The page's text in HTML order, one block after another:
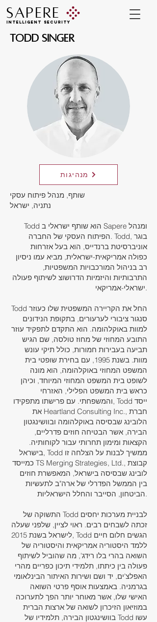
SAPERE
INTELLIGENT SECURITY
TODD SINGER
מנהיגות
שותף, מנהל פיתוח עסקי
נתניה, ישראל
Todd הוא שותף ישראלי ב Sapere ומנהל
הפיתוח העסקי של החברה. Todd, בוגר
אוניברסיטת ברנדייס, הוא בעל אזרחות
כפולה אמריקאית-ישראלית, מביא עמו ניסיון
רב בניהול המורכבויות המשפטיות,
התרבותיות והיזמיות הדרושוצ לשיתוף פעולה
ישראלי-אמריקאי.
Todd החל את הקריירה המשפטית שלו כעוזר
סנגור ציבורי לערעורים, בתקופת הנידונים
למוות באוקלהומה. הוא התקדם לתפקיד עוזר
התובע המחוזי של מחוז טולסה, שם הגיש
תביעה בעבירות חמורות, כולל תיקי עונש
מוות. בשנת 1995, עם בחירת שופטי בית
המשפט המחוזי באוקלהומה, הוא מונה
לשופט בית המשפט המחוזי המיוחד, וכיהן
כראש בית המשפט הפלילי, האזרחי
והמשפחתי. עם פרישתו מתפקידו, Todd ייסד
את Heartland Consulting Inc., חברת
הלובינג שבסיסה באוקלהומה ובוושינגטון
הבירה, אשר הבטיחה חוזים פדרליים,
הקצאות ומימון תחרותי עבור לקוחותיה.
בישראל, Todd ממשיך לבנות על הצלחה זו
כמייסד TS Merging Strategies, Ltd., קבוצת
לובינג שבסיסה בישראל, המאפשרת חוזים
בין הממשל הפדרלי של ארה"ב לתעשיות
הביטחון, הסייבר והחלל הישראליות.
התשוקה של Todd לבניית מערכות יחסים
זכתה לשבחים רבים. ראוי לציין, שלפני שעלה
לישראל בשנת 2015, Todd הגשים חלום חיים
ללמד היסטוריה אמריקאית והיסטוריה של
השואה בהרי בלו רידג', מה שהוביל לשיתוף
פעולה בין כיתתו, תלמידי תיכון כפריים מהרי
האפלצ'ים, יד ושם ושירות האיתור הבינלאומי
בגרמניה. באמצעות אוסף פרטי השואה
האישי שלו, אשר מאוחר יותר הפך לתערוכה
במוזיאון הזיכרון לשואה של ארצות הברית
בוושינגטון הבירה, תלמידיו של Todd עשו